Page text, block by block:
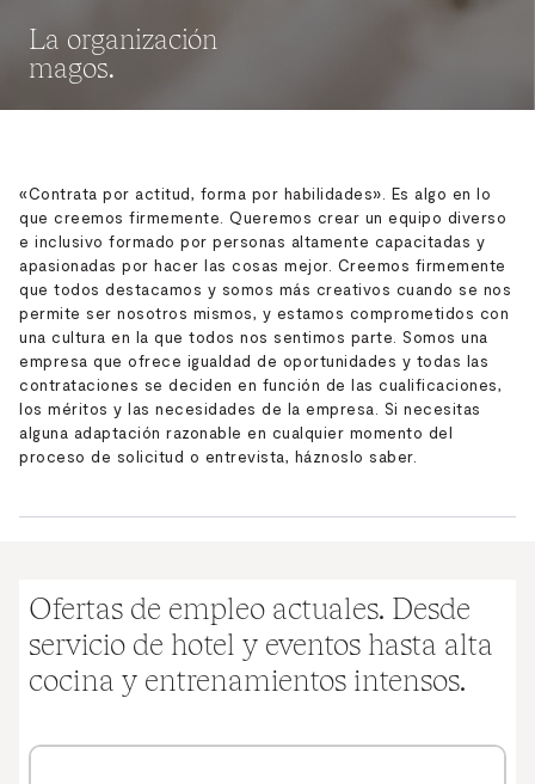
La organización
magos.
«Contrata por actitud, forma por habilidades». Es algo en lo
que creemos firmemente. Queremos crear un equipo diverso
e inclusivo formado por personas altamente capacitadas y
apasionadas por hacer las cosas mejor. Creemos firmemente
que todos destacamos y somos más creativos cuando se nos
permite ser nosotros mismos, y estamos comprometidos con
una cultura en la que todos nos sentimos parte. Somos una
empresa que ofrece igualdad de oportunidades y todas las
contrataciones se deciden en función de las cualificaciones,
los méritos y las necesidades de la empresa. Si necesitas
alguna adaptación razonable en cualquier momento del
proceso de solicitud o entrevista, háznoslo saber.
Ofertas de empleo actuales. Desde
servicio de hotel y eventos hasta alta
cocina y entrenamientos intensos.